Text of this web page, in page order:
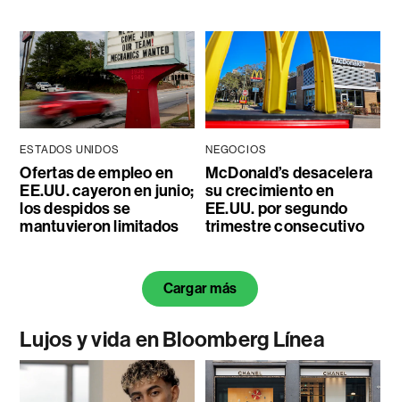
ESTADOS UNIDOS
Ofertas de empleo en
EE.UU. cayeron en junio;
los despidos se
mantuvieron limitados
NEGOCIOS
McDonald’s desacelera
su crecimiento en
EE.UU. por segundo
trimestre consecutivo
Cargar más
Lujos y vida en Bloomberg Línea